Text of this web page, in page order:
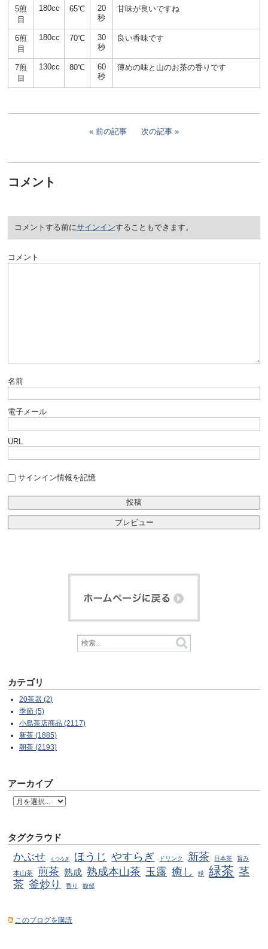
5煎
目
180cc 65℃
20
秒
甘味が良いですね
6煎
目
180cc 70℃
30
秒
良い香味です
7煎
目
130cc 80℃
60
秒
薄めの味と山のお茶の香りです
前の記事 次の記事
コメント
コメントする前にサインインすることもできます。
コメント
名前
電子メール
URL
サインイン情報を記憶
カテゴリ
20茶器 (2)
季節 (5)
小島茶店商品 (2117)
新茶 (1885)
朝茶 (2193)
アーカイブ
タグクラウド
かぶせ くつろぎ ほうじ やすらぎ ドリンク 新茶 日本茶 旨み
本山茶 煎茶 熟成 熟成本山茶 玉露 癒し 緑 緑茶 茎
茶 釜炒り 香り 馥郁
このブログを購読